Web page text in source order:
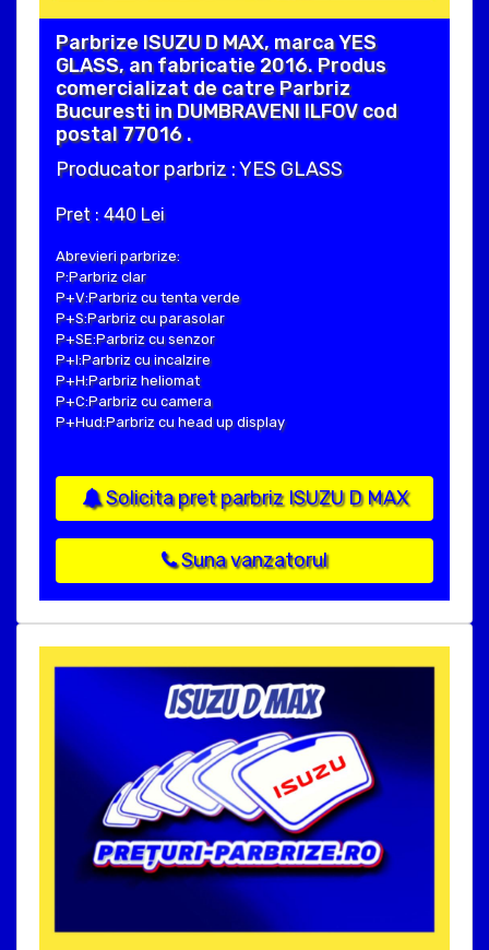
Parbrize ISUZU D MAX, marca YES
GLASS, an fabricatie 2016. Produs
comercializat de catre Parbriz
Bucuresti in DUMBRAVENI ILFOV cod
postal 77016 .
Producator parbriz : YES GLASS
Pret : 440 Lei
Abrevieri parbrize:
P:Parbriz clar
P+V:Parbriz cu tenta verde
P+S:Parbriz cu parasolar
P+SE:Parbriz cu senzor
P+I:Parbriz cu incalzire
P+H:Parbriz heliomat
P+C:Parbriz cu camera
P+Hud:Parbriz cu head up display
Solicita pret parbriz ISUZU D MAX
Suna vanzatorul